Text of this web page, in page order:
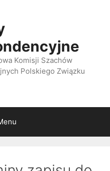
Komisji Szachów
Polskiego Związku